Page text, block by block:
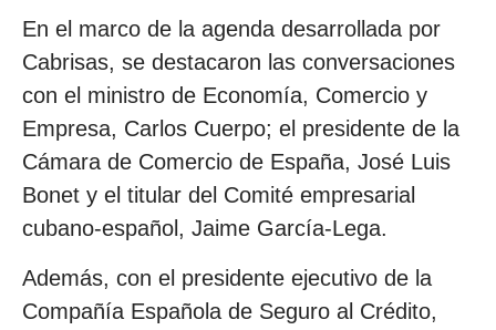
En el marco de la agenda desarrollada por
Cabrisas, se destacaron las conversaciones
con el ministro de Economía, Comercio y
Empresa, Carlos Cuerpo; el presidente de la
Cámara de Comercio de España, José Luis
Bonet y el titular del Comité empresarial
cubano-español, Jaime García-Lega.
Además, con el presidente ejecutivo de la
Compañía Española de Seguro al Crédito,